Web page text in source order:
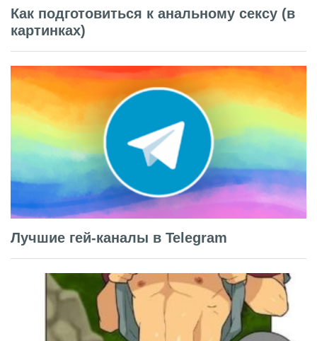
Как подготовиться к анальному сексу (в
картинках)
Лучшие гей-каналы в Telegram